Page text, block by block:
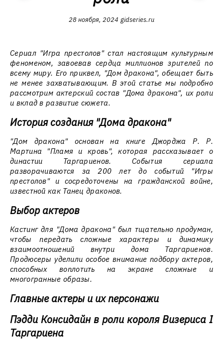
28 ноября, 2024 gidseries.ru
Сериал "Игра престолов" стал настоящим культурным
феноменом, завоевав сердца миллионов зрителей по
всему миру. Его приквел, "Дом дракона", обещает быть
не менее захватывающим. В этой статье мы подробно
рассмотрим актерский состав "Дома дракона", их роли
и вклад в развитие сюжета.
История создания "Дома дракона"
"Дом дракона" основан на книге Джорджа Р. Р.
Мартина "Пламя и кровь", которая рассказывает о
династии Таргариенов. События сериала
разворачиваются за 200 лет до событий "Игры
престолов" и сосредоточены на гражданской войне,
известной как Танец драконов.
Выбор актеров
Кастинг для "Дома дракона" был тщательно продуман,
чтобы передать сложные характеры и динамику
взаимоотношений внутри дома Таргариенов.
Продюсеры уделили особое внимание подбору актеров,
способных воплотить на экране сложные и
многогранные образы.
Главные актеры и их персонажи
Пэдди Консидайн в роли короля Визериса I
Таргариена